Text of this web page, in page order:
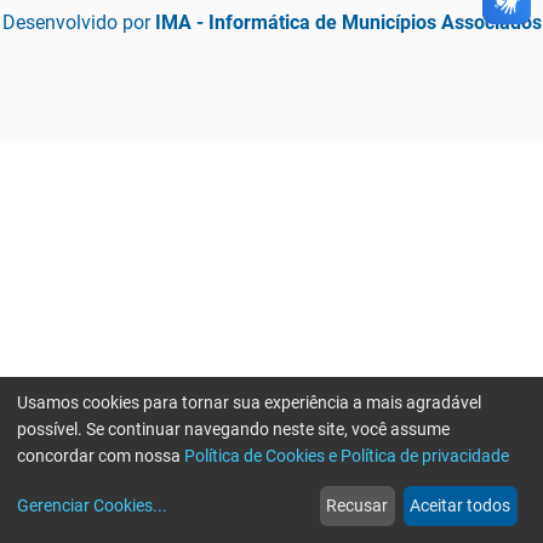
Desenvolvido por IMA - Informática de Municípios Associados
web
Notícias
more_horiz
Mais
Usamos cookies para tornar sua experiência a mais agradável
possível. Se continuar navegando neste site, você assume
concordar com nossa Política de Cookies e Política de privacidade
Gerenciar Cookies... Recusar Aceitar todos